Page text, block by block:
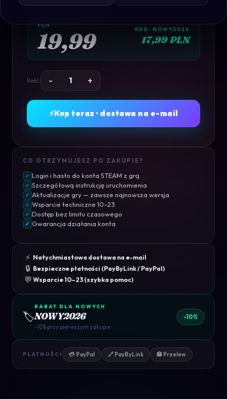
PLN
19,99 KOD: NOWY2026
17,99 PLN
Ilość: - +
⚡Kup teraz · dostawa na e-mail
CO OTRZYMUJESZ PO ZAKUPIE?
✓ Login i hasło do konta STEAM z grą
✓ Szczegółową instrukcję uruchomienia
✓ Aktualizacje gry — zawsze najnowsza wersja
✓ Wsparcie techniczne 10–23
✓ Dostęp bez limitu czasowego
✔ Gwarancja działania konta
⚡ Natychmiastowa dostawa na e-mail
🔒 Bezpieczne płatności (PayByLink / PayPal)
💬 Wsparcie 10–23 (szybka pomoc)
🏷️
RABAT DLA NOWYCH
NOWY2026
-10% przy pierwszym zakupie
-10%
PŁATNOŚCI 💳 PayPal 🔗 PayByLink 🏦 Przelew